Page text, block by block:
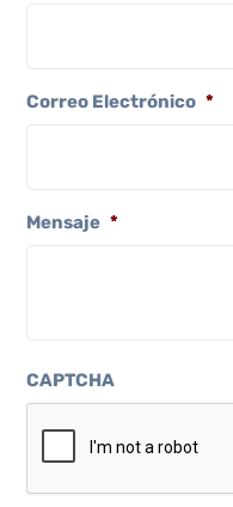
Correo Electrónico *
Mensaje *
CAPTCHA